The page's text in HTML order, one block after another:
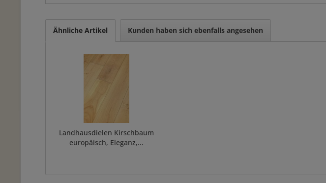
Ähnliche Artikel Kunden haben sich ebenfalls angesehen
Landhausdielen Kirschbaum
europäisch, Eleganz,...